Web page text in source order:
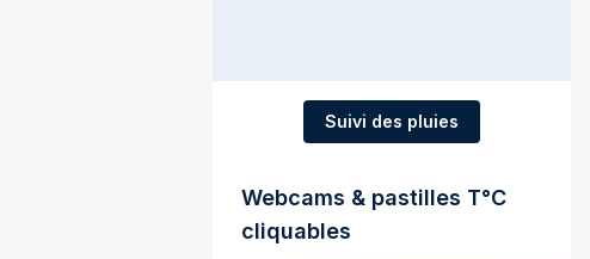
Suivi des pluies
Webcams & pastilles T°C
cliquables